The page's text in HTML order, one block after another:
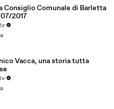
Consiglio Comunale di Barletta
2017
Vacca, una storia tutta